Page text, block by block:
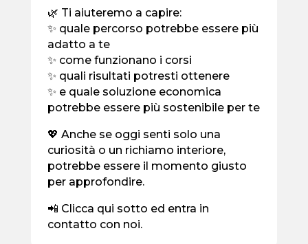
🌿 Ti aiuteremo a capire:
✨ quale percorso potrebbe essere più
adatto a te
✨ come funzionano i corsi
✨ quali risultati potresti ottenere
✨ e quale soluzione economica
potrebbe essere più sostenibile per te
💖 Anche se oggi senti solo una
curiosità o un richiamo interiore,
potrebbe essere il momento giusto
per approfondire.
📲 Clicca qui sotto ed entra in
contatto con noi.